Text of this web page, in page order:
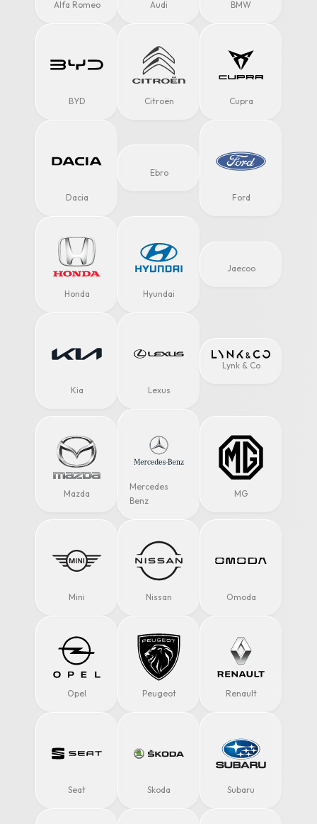
Alfa Romeo Audi BMW
BYD Citroën Cupra
Dacia
Ebro
Ford
Honda Hyundai
Jaecoo
Kia Lexus
Lynk & Co
Mazda
Mercedes
Benz
MG
Mini Nissan Omoda
Opel Peugeot Renault
Seat Skoda Subaru